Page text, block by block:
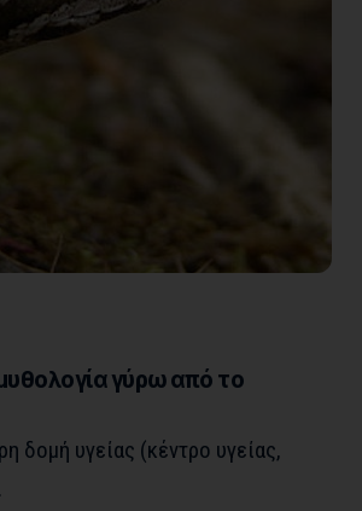
γύρω από το
δομή υγείας (κέντρο υγείας,